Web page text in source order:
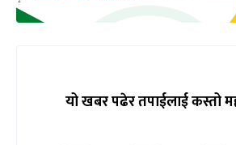
यो खबर पढेर तपाईलाई कस्तो